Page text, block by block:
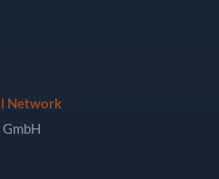
Network